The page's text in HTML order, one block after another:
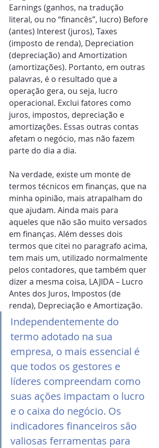
Earnings (ganhos, na tradução
literal, ou no “financês”, lucro) Before
(antes) Interest (juros), Taxes
(imposto de renda), Depreciation
(depreciação) and Amortization
(amortizações). Portanto, em outras
palavras, é o resultado que a
operação gera, ou seja, lucro
operacional. Exclui fatores como
juros, impostos, depreciação e
amortizações. Essas outras contas
afetam o negócio, mas não fazem
parte do dia a dia.
Na verdade, existe um monte de
termos técnicos em finanças, que na
minha opinião, mais atrapalham do
que ajudam. Ainda mais para
aqueles que não são muito versados
em finanças. Além desses dois
termos que citei no paragrafo acima,
tem mais um, utilizado normalmente
pelos contadores, que também quer
dizer a mesma coisa, LAJIDA – Lucro
Antes dos Juros, Impostos (de
renda), Depreciação e Amortização.
Independentemente do
termo adotado na sua
empresa, o mais essencial é
que todos os gestores e
líderes compreendam como
suas ações impactam o lucro
e o caixa do negócio. Os
indicadores financeiros são
valiosas ferramentas para